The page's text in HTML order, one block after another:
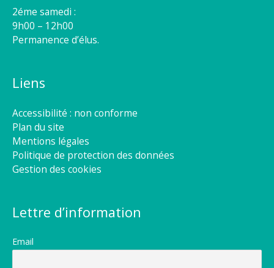
2éme samedi :
9h00 – 12h00
Permanence d’élus.
Liens
Accessibilité : non conforme
Plan du site
Mentions légales
Politique de protection des données
Gestion des cookies
Lettre d’information
Email